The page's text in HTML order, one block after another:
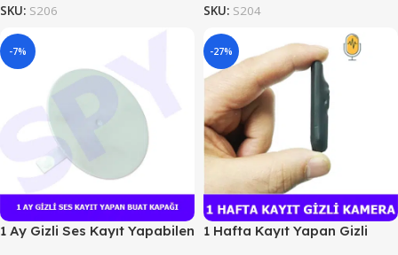
SKU: S206 SKU: S204
-7%
1 Ay Gizli Ses Kayıt Yapabilen
-27%
1 Hafta Kayıt Yapan Gizli